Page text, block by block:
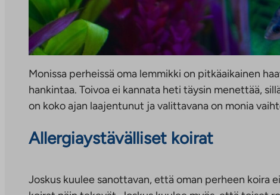
Monissa perheissä oma lemmikki on pitkäaikainen
hankintaa. Toivoa ei kannata heti täysin menettää,
on koko ajan laajentunut ja valittavana on monia
Allergiaystävälliset koirat
Joskus kuulee sanottavan, että oman perheen koira